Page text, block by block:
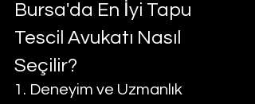
Bursa'da En İyi Tapu
Tescil Avukatı Nasıl
Seçilir?
1. Deneyim ve Uzmanlık